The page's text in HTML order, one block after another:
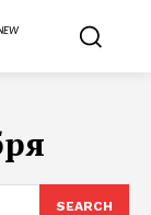
SEARCH